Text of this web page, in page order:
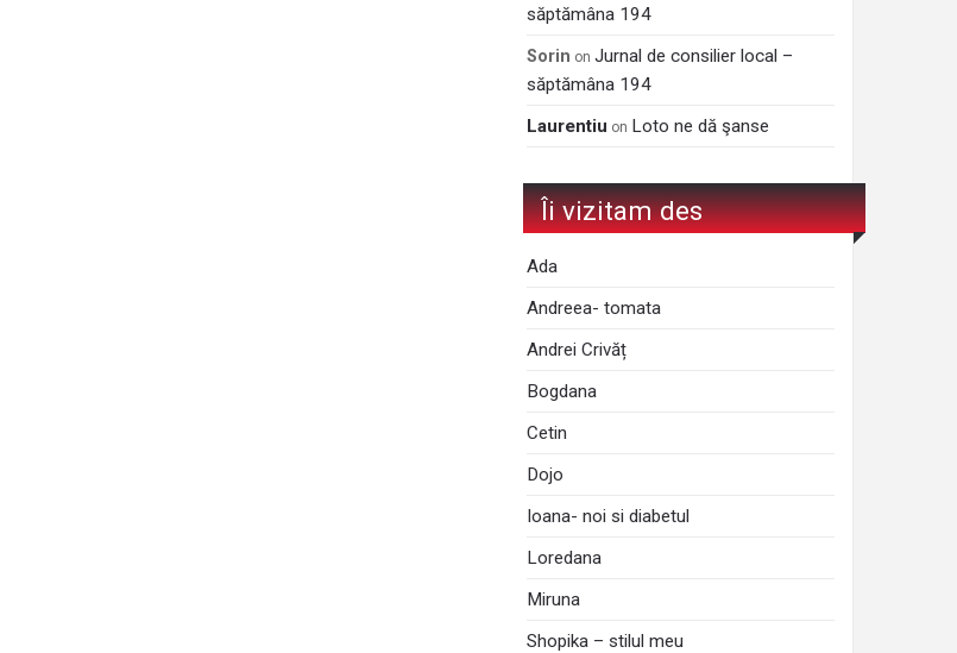
săptămâna 194
Sorin onJurnal de consilier local –
săptămâna 194
Laurentiu on Loto ne dă şanse
Îi vizitam des
Ada
Andreea- tomata
Andrei Crivăț
Bogdana
Cetin
Dojo
Ioana- noi si diabetul
Loredana
Miruna
Shopika – stilul meu